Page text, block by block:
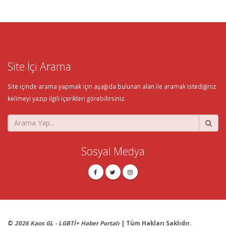
Site İçi Arama
Site içinde arama yapmak için aşağıda bulunan alan ile aramak istediğiniz
kelimeyi yazıp ilgili içerikleri görebilirsiniz.
Sosyal Medya
© 2026 Kaos GL - LGBTİ+ Haber Portalı | Tüm Hakları Saklıdır.